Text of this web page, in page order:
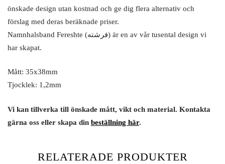
önskade design utan kostnad och ge dig flera alternativ och
förslag med deras beräknade priser.
Namnhalsband Fereshte (فرشته) är en av vår tusental design vi
har skapat.
Mått: 35x38mm
Tjocklek: 1,2mm
Vi kan tillverka till önskade mått, vikt och material. Kontakta
gärna oss eller skapa din beställning här.
RELATERADE PRODUKTER